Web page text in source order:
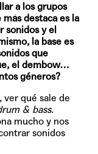
a los grupos
destaca es la
sonidos y el
la base es
que
el dembow…
géneros?
ver qué sale de
& bass.
mucho y nos
sonidos